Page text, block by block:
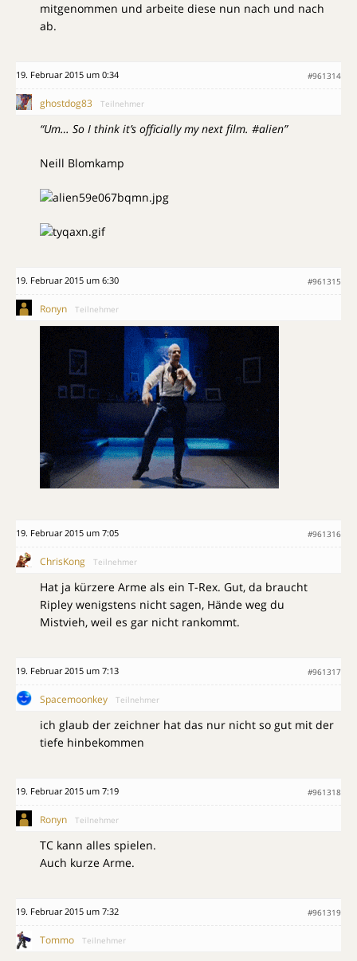
mitgenommen und arbeite diese nun nach und nach
ab.
19. Februar 2015 um 0:34 #961314
ghostdog83 Teilnehmer
“Um… So I think it’s officially my next film. #alien”
Neill Blomkamp
19. Februar 2015 um 6:30 #961315
Ronyn Teilnehmer
19. Februar 2015 um 7:05 #961316
ChrisKong Teilnehmer
Hat ja kürzere Arme als ein T-Rex. Gut, da braucht
Ripley wenigstens nicht sagen, Hände weg du
Mistvieh, weil es gar nicht rankommt.
19. Februar 2015 um 7:13 #961317
Spacemoonkey Teilnehmer
ich glaub der zeichner hat das nur nicht so gut mit der
tiefe hinbekommen
19. Februar 2015 um 7:19 #961318
Ronyn Teilnehmer
TC kann alles spielen.
Auch kurze Arme.
19. Februar 2015 um 7:32 #961319
Tommo Teilnehmer